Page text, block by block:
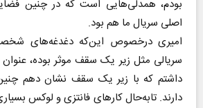
بودم، همدلی‌هایی است که در چنین
اصلی سریال ما هم بود.
امیری درخصوص این‌که دغدغه‌های
سریالی مثل زیر یک سقف موثر بوده،
داشتم که با زیر یک سقف نشان دهم
دارند. تابه‌حال کار‌های فانتزی و لوکس